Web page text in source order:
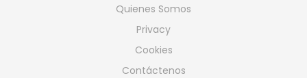
Quienes Somos
Privacy
Cookies
Contáctenos